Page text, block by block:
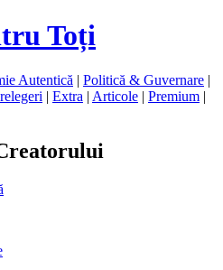
Toți
Autentică | Politică & Guvernare |
| Extra | Articole | Premium |